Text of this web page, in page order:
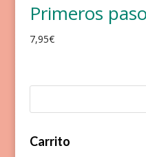
Primeros
7,95€
Carrito